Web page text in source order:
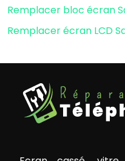
Remplacer bloc écran
Remplacer écran LCD